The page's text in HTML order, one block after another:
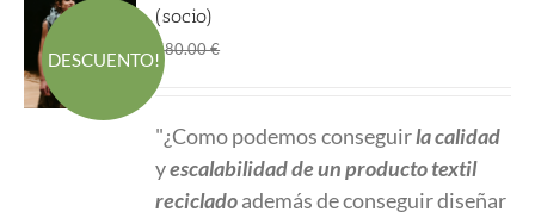
DESCUENTO!
(socio)
580.00€
era:
580.00 €.
es:
480.00 €.
"¿Como podemos conseguirla calidad
yescalabilidadde un producto textil
recicladoademás de conseguir diseñar